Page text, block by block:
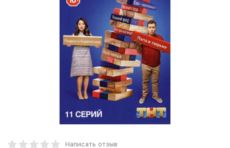
Написать отзыв